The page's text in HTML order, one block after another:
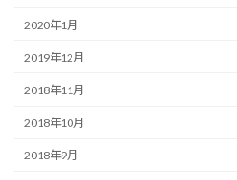
2020年1月
2019年12月
2018年11月
2018年10月
2018年9月